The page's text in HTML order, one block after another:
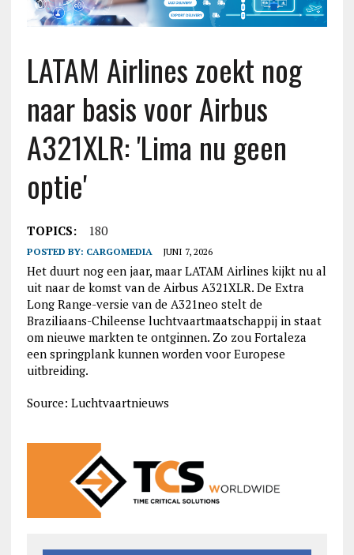
LATAM Airlines zoekt nog
naar basis voor Airbus
A321XLR: 'Lima nu geen
optie'
TOPICS: 180
POSTED BY: CARGOMEDIA JUNI 7, 2026
Het duurt nog een jaar, maar LATAM Airlines kijkt nu al
uit naar de komst van de Airbus A321XLR. De Extra
Long Range-versie van de A321neo stelt de
Braziliaans-Chileense luchtvaartmaatschappij in staat
om nieuwe markten te ontginnen. Zo zou Fortaleza
een springplank kunnen worden voor Europese
uitbreiding.
Source: Luchtvaartnieuws